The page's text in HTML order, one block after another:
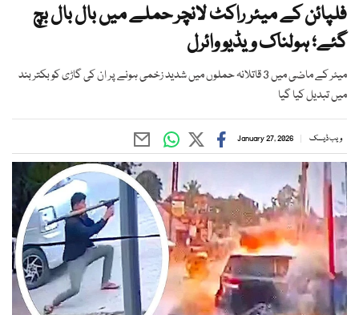
فلپائن کے میئر راکٹ لانچر حملے میں بال بال بچ
گئے؛ ہولناک ویڈیو وائرل
میئر کے ماضی میں 3 قاتلانہ حملوں میں شدید زخمی ہونے پر ان کی گاڑی کو بکتر بند
میں تبدیل کیا گیا
ویب ڈیسک January 27, 2026